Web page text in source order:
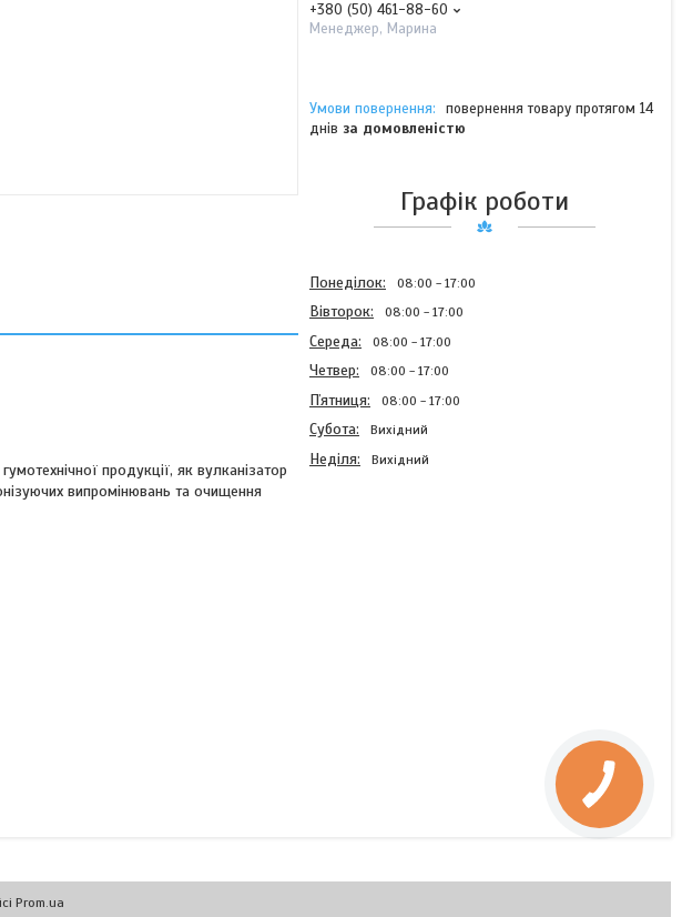
продукції, як вулканізатор
випромінювань та очищення
+380 (50) 461-88-60
Менеджер, Марина
повернення товару протягом 14
днів за домовленістю
Графік роботи
Понеділок 08:00 17:00
Вівторок 08:00 17:00
Середа 08:00 17:00
Четвер 08:00 17:00
Пʼятниця 08:00 17:00
Субота Вихідний
Неділя Вихідний
Prom.ua